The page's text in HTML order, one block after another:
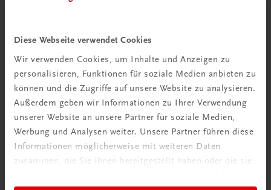
Diese Webseite verwendet Cookies
Wir verwenden Cookies, um Inhalte und Anzeigen zu
personalisieren, Funktionen für soziale Medien anbieten zu
können und die Zugriffe auf unsere Website zu analysieren.
Außerdem geben wir Informationen zu Ihrer Verwendung
unserer Website an unsere Partner für soziale Medien,
Werbung und Analysen weiter. Unsere Partner führen diese
Informationen möglicherweise mit weiteren Daten
zusammen, die Sie ihnen bereitgestellt haben oder die sie
Schon entdeckt?
Ratgeber Schulpraxis